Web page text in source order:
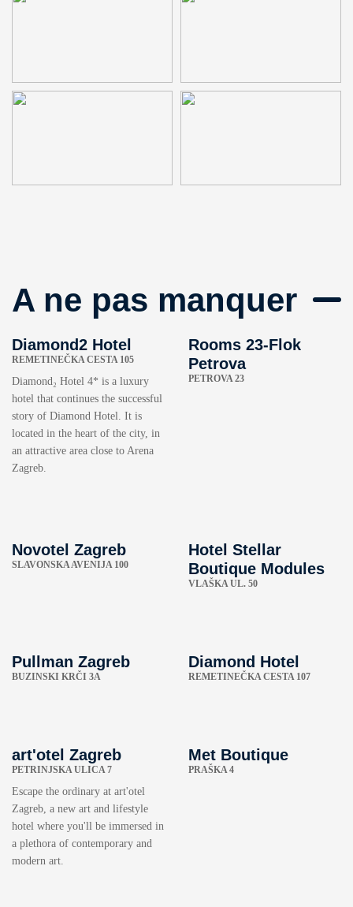
A ne pas manquer
Diamond2 Hotel
REMETINEČKA CESTA 105
Diamond₂ Hotel 4* is a luxury
hotel that continues the successful
story of Diamond Hotel. It is
located in the heart of the city, in
an attractive area close to Arena
Zagreb.
Rooms 23-Flok
Petrova
PETROVA 23
Novotel Zagreb
SLAVONSKA AVENIJA 100
Hotel Stellar
Boutique Modules
VLAŠKA UL. 50
Pullman Zagreb
BUZINSKI KRČI 3A
Diamond Hotel
REMETINEČKA CESTA 107
art'otel Zagreb
PETRINJSKA ULICA 7
Escape the ordinary at art'otel
Zagreb, a new art and lifestyle
hotel where you'll be immersed in
a plethora of contemporary and
modern art.
Met Boutique
PRAŠKA 4